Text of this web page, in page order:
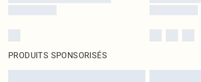
PRODUITS SPONSORISÉS